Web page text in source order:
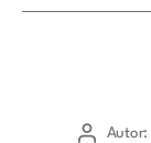
AutorAutor: